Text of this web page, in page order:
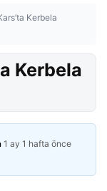
Kerbela
Kerbela
1 ay 1 hafta önce